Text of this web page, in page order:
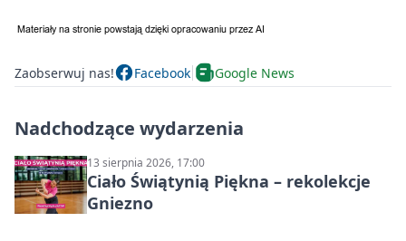
Zaobserwuj nas! Facebook Google News
Nadchodzące wydarzenia
13 sierpnia 2026, 17:00
Ciało Świątynią Piękna – rekolekcje
Gniezno